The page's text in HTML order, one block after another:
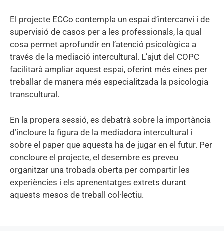
El projecte ECCo contempla un espai d’intercanvi i de
supervisió de casos per a les professionals, la qual
cosa permet aprofundir en l’atenció psicològica a
través de la mediació intercultural. L’ajut del COPC
facilitarà ampliar aquest espai, oferint més eines per
treballar de manera més especialitzada la psicologia
transcultural.
En la propera sessió, es debatrà sobre la importància
d’incloure la figura de la mediadora intercultural i
sobre el paper que aquesta ha de jugar en el futur. Per
concloure el projecte, el desembre es preveu
organitzar una trobada oberta per compartir les
experiències i els aprenentatges extrets durant
aquests mesos de treball col·lectiu.